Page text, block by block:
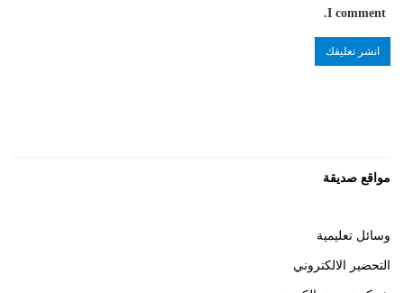
I comment.
مواقع صديقة
وسائل تعليمية
التحضير الالكتروني